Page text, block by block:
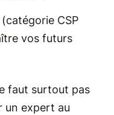
CSP
vos futurs
faut surtout pas
un expert au